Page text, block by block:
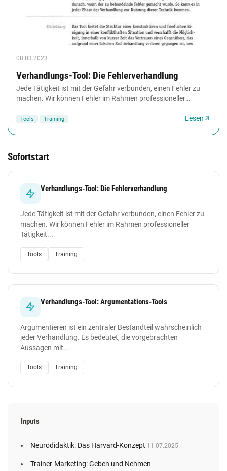
08.03.2023
Verhandlungs-Tool: Die Fehlerverhandlung
Jede Tätigkeit ist mit der Gefahr verbunden, einen Fehler zu
machen. Wir können Fehler im Rahmen professioneller
Tools Training Lesen
Sofortstart
Verhandlungs-Tool: Die Fehlerverhandlung
Jede Tätigkeit ist mit der Gefahr verbunden, einen Fehler zu
machen. Wir können Fehler im Rahmen professioneller
Tätigkeit...
Tools Training
Verhandlungs-Tool: Argumentations-Tools
Argumentieren ist ein zentraler Bestandteil wahrscheinlich
jeder Verhandlung. Es bedeutet, die vorgebrachten
Aussagen mit...
Tools Training
Inputs
Neurodidaktik: Das Harvard-Konzept 11.07.2025
Trainer-Marketing: Geben und Nehmen -